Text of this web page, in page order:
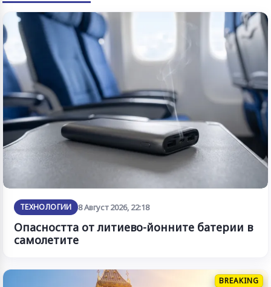
ТЕХНОЛОГИИ 8 Август 2026, 22:18
Опасността от литиево-йонните батерии в
самолетите
BREAKING